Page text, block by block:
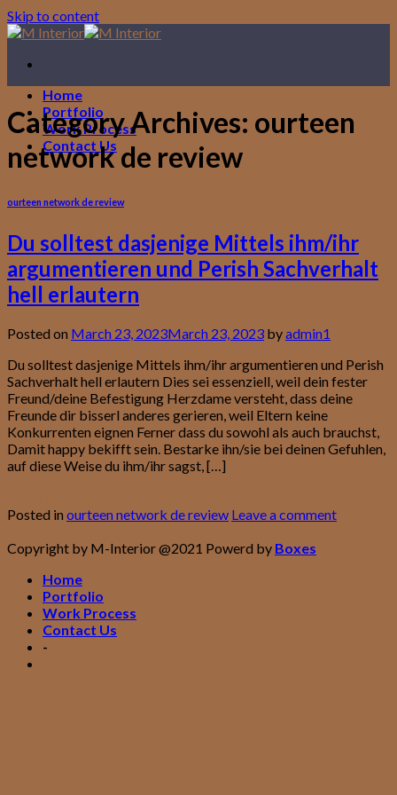
Skip to content
Home
Portfolio
Work Process
Contact Us
Category Archives: ourteen
network de review
ourteen network de review
Du solltest dasjenige Mittels ihm/ihr
argumentieren und Perish Sachverhalt
hell erlautern
Posted on March 23, 2023March 23, 2023 byadmin1
Du solltest dasjenige Mittels ihm/ihr argumentieren und Perish
Sachverhalt hell erlautern Dies sei essenziell, weil dein fester
Freund/deine Befestigung Herzdame versteht, dass deine
Freunde dir bisserl anderes gerieren, weil Eltern keine
Konkurrenten eignen Ferner dass du sowohl als auch brauchst,
Damit happy bekifft sein. Bestarke ihn/sie bei deinen Gefuhlen,
auf diese Weise du ihm/ihr sagst, […]
Posted in ourteen network de review Leave a comment
Copyright by M-Interior @2021 Powerd by Boxes
Home
Portfolio
Work Process
Contact Us
-